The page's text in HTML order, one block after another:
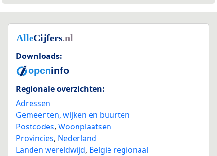
Downloads:
Regionale overzichten:
Adressen
Gemeenten, wijken en buurten
Postcodes, Woonplaatsen
Provincies, Nederland
Landen wereldwijd, België regionaal